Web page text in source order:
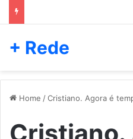
+ Rede
Home /Cristiano. Agora é
Cristiano.